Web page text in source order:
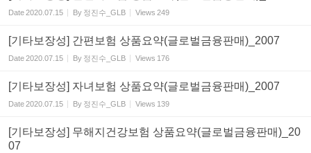
Date2020.07.15 By 정진수_GLB Views 249
[기타보장성] 간편보험 상품요약(글로벌금융판매)_2007
Date2020.07.15 By 정진수_GLB Views 176
[기타보장성] 자녀보험 상품요약(글로벌금융판매)_2007
Date2020.07.15 By 정진수_GLB Views 139
[기타보장성] 무해지건강보험 상품요약(글로벌금융판매)_20
07